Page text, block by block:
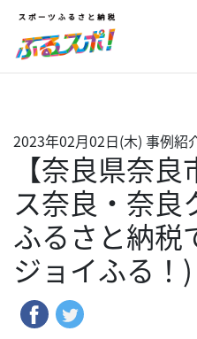
2023年02月02日(木) 事例紹
【奈良県奈
ス奈良・奈良
ふるさと納税
ジョイふる！)